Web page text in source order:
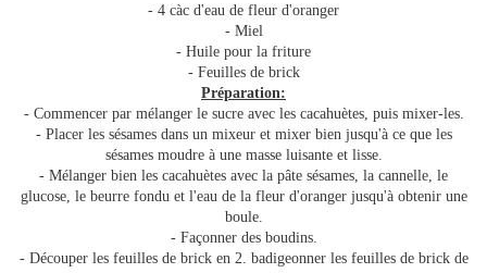
- 4 càc d'eau de fleur d'oranger
- Miel
- Huile pour la friture
- Feuilles de brick
Préparation:
- Commencer par mélanger le sucre avec les cacahuètes, puis mixer-les.
- Placer les sésames dans un mixeur et mixer bien jusqu'à ce que les
sésames moudre à une masse luisante et lisse.
- Mélanger bien les cacahuètes avec la pâte sésames, la cannelle, le
glucose, le beurre fondu et l'eau de la fleur d'oranger jusqu'à obtenir une
boule.
- Façonner des boudins.
- Découper les feuilles de brick en 2. badigeonner les feuilles de brick de